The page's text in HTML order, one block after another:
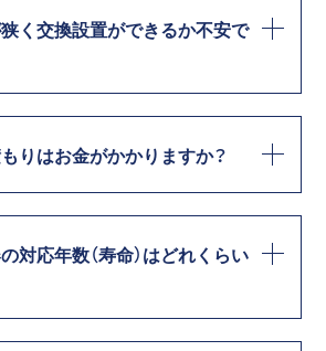
く交換設置ができるか不安で
りはお金がかかりますか？
対応年数（寿命）はどれくらい